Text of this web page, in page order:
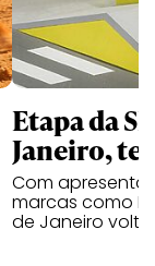
Etapa da
Janeiro,
Com
marcas como
de Janeiro